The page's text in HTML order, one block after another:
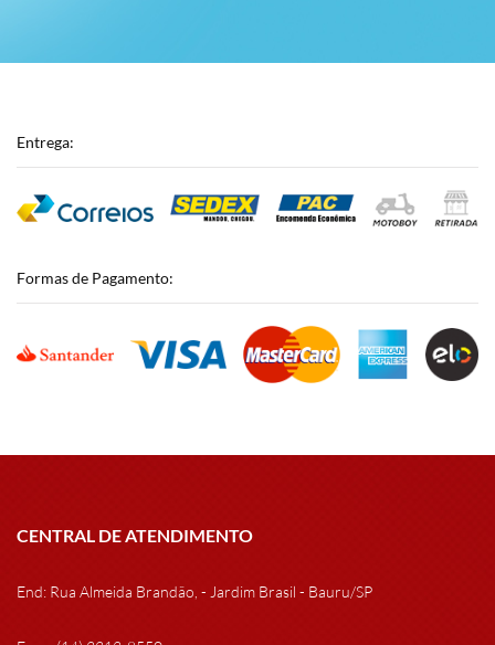
Entrega:
Formas de Pagamento:
CENTRAL DE ATENDIMENTO
End: Rua Almeida Brandão, - Jardim Brasil - Bauru/SP